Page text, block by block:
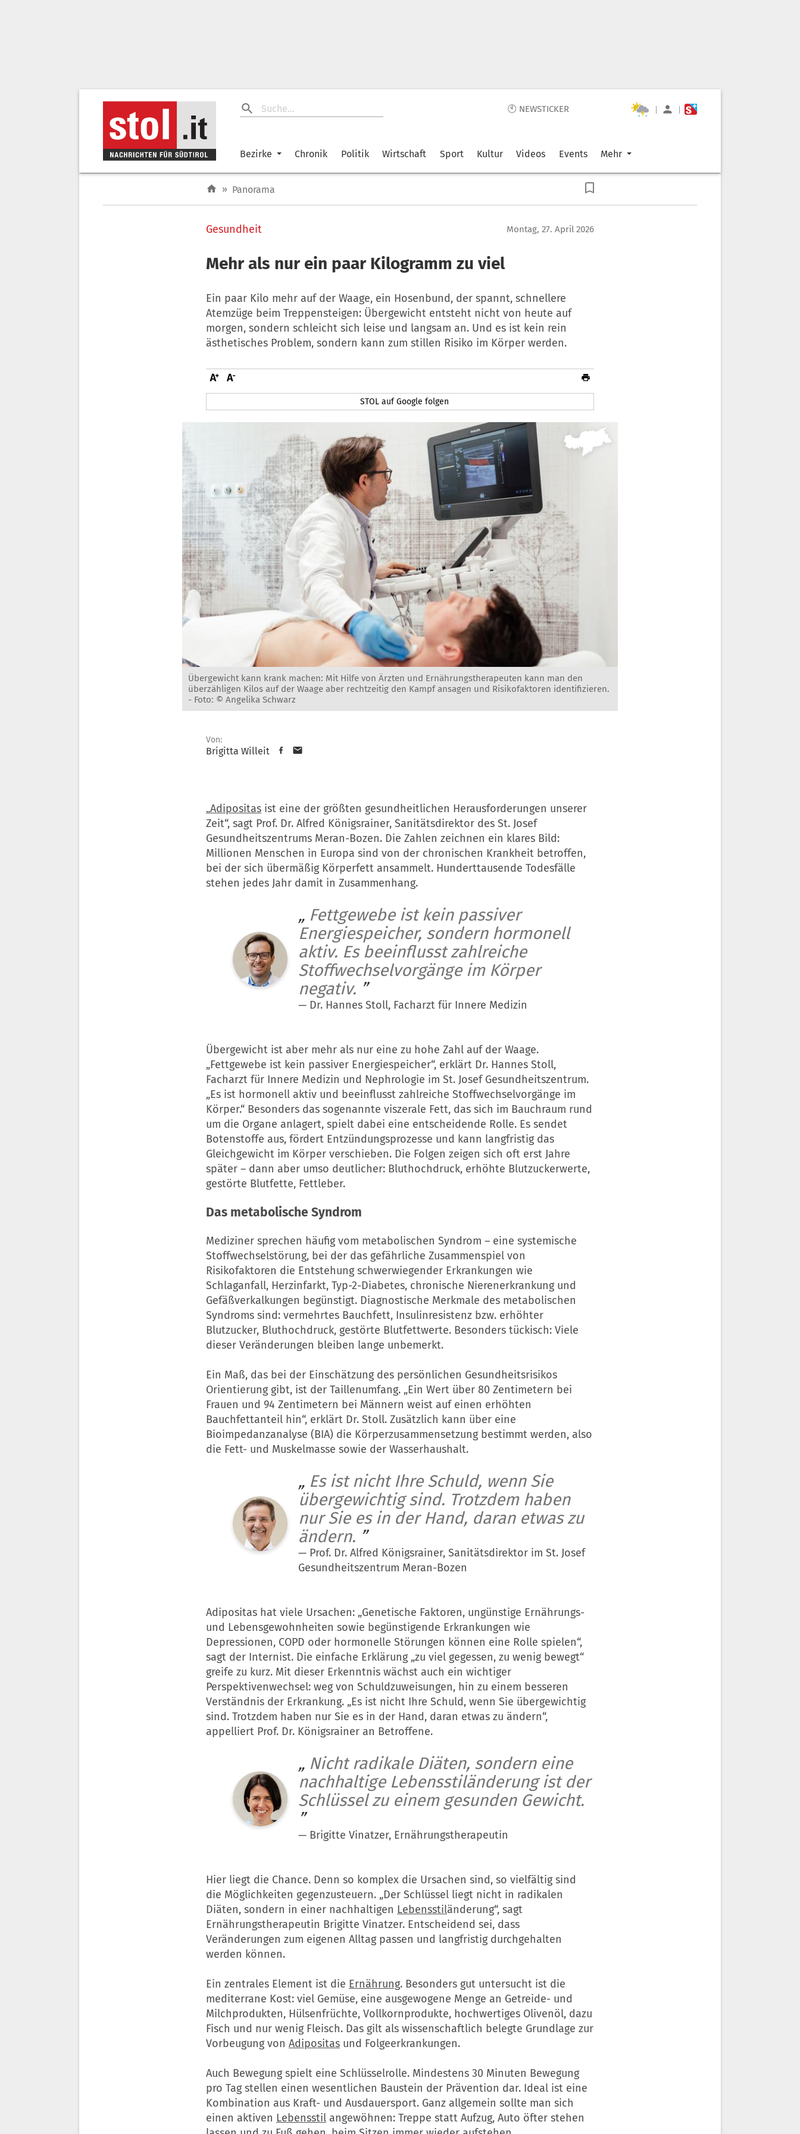
🕙 NEWSTICKER | |
Bezirke Chronik Politik Wirtschaft Sport Kultur Videos Events Mehr
» Panorama
Gesundheit Montag, 27. April 2026
Mehr als nur ein paar Kilogramm zu viel
Ein paar Kilo mehr auf der Waage, ein Hosenbund, der spannt, schnellere
Atemzüge beim Treppensteigen: Übergewicht entsteht nicht von heute auf
morgen, sondern schleicht sich leise und langsam an. Und es ist kein rein
ästhetisches Problem, sondern kann zum stillen Risiko im Körper werden.
STOL auf Google folgen
Übergewicht kann krank machen: Mit Hilfe von Ärzten und Ernährungstherapeuten kann man den
überzähligen Kilos auf der Waage aber rechtzeitig den Kampf ansagen und Risikofaktoren identifizieren.
- Foto: © Angelika Schwarz
Von:
Brigitta Willeit
„Adipositas ist eine der größten gesundheitlichen Herausforderungen unserer
Zeit“, sagt Prof. Dr. Alfred Königsrainer, Sanitätsdirektor des St. Josef
Gesundheitszentrums Meran-Bozen. Die Zahlen zeichnen ein klares Bild:
Millionen Menschen in Europa sind von der chronischen Krankheit betroffen,
bei der sich übermäßig Körperfett ansammelt. Hunderttausende Todesfälle
stehen jedes Jahr damit in Zusammenhang.
„ Fettgewebe ist kein passiver
Energiespeicher, sondern hormonell
aktiv. Es beeinflusst zahlreiche
Stoffwechselvorgänge im Körper
negativ. ”
— Dr. Hannes Stoll, Facharzt für Innere Medizin
Übergewicht ist aber mehr als nur eine zu hohe Zahl auf der Waage.
„Fettgewebe ist kein passiver Energiespeicher“, erklärt Dr. Hannes Stoll,
Facharzt für Innere Medizin und Nephrologie im St. Josef Gesundheitszentrum.
„Es ist hormonell aktiv und beeinflusst zahlreiche Stoffwechselvorgänge im
Körper.“ Besonders das sogenannte viszerale Fett, das sich im Bauchraum rund
um die Organe anlagert, spielt dabei eine entscheidende Rolle. Es sendet
Botenstoffe aus, fördert Entzündungsprozesse und kann langfristig das
Gleichgewicht im Körper verschieben. Die Folgen zeigen sich oft erst Jahre
später – dann aber umso deutlicher: Bluthochdruck, erhöhte Blutzuckerwerte,
gestörte Blutfette, Fettleber.
Das metabolische Syndrom
Mediziner sprechen häufig vom metabolischen Syndrom – eine systemische
Stoffwechselstörung, bei der das gefährliche Zusammenspiel von
Risikofaktoren die Entstehung schwerwiegender Erkrankungen wie
Schlaganfall, Herzinfarkt, Typ-2-Diabetes, chronische Nierenerkrankung und
Gefäßverkalkungen begünstigt. Diagnostische Merkmale des metabolischen
Syndroms sind: vermehrtes Bauchfett, Insulinresistenz bzw. erhöhter
Blutzucker, Bluthochdruck, gestörte Blutfettwerte. Besonders tückisch: Viele
dieser Veränderungen bleiben lange unbemerkt.
Ein Maß, das bei der Einschätzung des persönlichen Gesundheitsrisikos
Orientierung gibt, ist der Taillenumfang. „Ein Wert über 80 Zentimetern bei
Frauen und 94 Zentimetern bei Männern weist auf einen erhöhten
Bauchfettanteil hin“, erklärt Dr. Stoll. Zusätzlich kann über eine
Bioimpedanzanalyse (BIA) die Körperzusammensetzung bestimmt werden, also
die Fett- und Muskelmasse sowie der Wasserhaushalt.
„ Es ist nicht Ihre Schuld, wenn Sie
übergewichtig sind. Trotzdem haben
nur Sie es in der Hand, daran etwas zu
ändern. ”
— Prof. Dr. Alfred Königsrainer, Sanitätsdirektor im St. Josef
Gesundheitszentrum Meran-Bozen
Adipositas hat viele Ursachen: „Genetische Faktoren, ungünstige Ernährungs-
und Lebensgewohnheiten sowie begünstigende Erkrankungen wie
Depressionen, COPD oder hormonelle Störungen können eine Rolle spielen“,
sagt der Internist. Die einfache Erklärung „zu viel gegessen, zu wenig bewegt“
greife zu kurz. Mit dieser Erkenntnis wächst auch ein wichtiger
Perspektivenwechsel: weg von Schuldzuweisungen, hin zu einem besseren
Verständnis der Erkrankung. „Es ist nicht Ihre Schuld, wenn Sie übergewichtig
sind. Trotzdem haben nur Sie es in der Hand, daran etwas zu ändern“,
appelliert Prof. Dr. Königsrainer an Betroffene.
„ Nicht radikale Diäten, sondern eine
nachhaltige Lebensstiländerung ist der
Schlüssel zu einem gesunden Gewicht.
”
— Brigitte Vinatzer, Ernährungstherapeutin
Hier liegt die Chance. Denn so komplex die Ursachen sind, so vielfältig sind
die Möglichkeiten gegenzusteuern. „Der Schlüssel liegt nicht in radikalen
Diäten, sondern in einer nachhaltigen Lebensstiländerung“, sagt
Ernährungstherapeutin Brigitte Vinatzer. Entscheidend sei, dass
Veränderungen zum eigenen Alltag passen und langfristig durchgehalten
werden können.
Ein zentrales Element ist die Ernährung. Besonders gut untersucht ist die
mediterrane Kost: viel Gemüse, eine ausgewogene Menge an Getreide- und
Milchprodukten, Hülsenfrüchte, Vollkornprodukte, hochwertiges Olivenöl, dazu
Fisch und nur wenig Fleisch. Das gilt als wissenschaftlich belegte Grundlage zur
Vorbeugung von Adipositas und Folgeerkrankungen.
Auch Bewegung spielt eine Schlüsselrolle. Mindestens 30 Minuten Bewegung
pro Tag stellen einen wesentlichen Baustein der Prävention dar. Ideal ist eine
Kombination aus Kraft- und Ausdauersport. Ganz allgemein sollte man sich
einen aktiven Lebensstil angewöhnen: Treppe statt Aufzug, Auto öfter stehen